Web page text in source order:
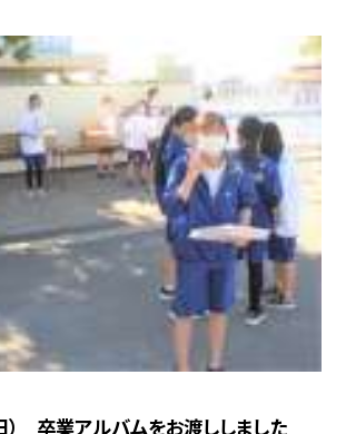
） 卒業アルバムをお渡ししました